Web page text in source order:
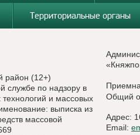
Территориальные органы
район (12+)
службе по надзору в
и массовых
выписка из
массовой
Общий
Адрес:
Email: